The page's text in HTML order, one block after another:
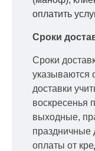
оплатить
Сроки
Сроки
указываются
доставки
воскресенья
выходные,
праздничные
оплаты от